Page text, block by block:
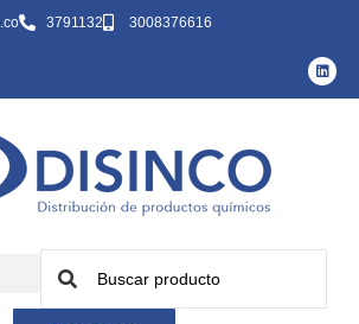
3791132 3008376616